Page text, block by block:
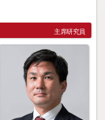
主席研究員